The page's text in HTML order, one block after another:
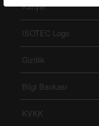
Kariyer
ISOTEC Logo
Gizlilik
Bilgi Bankası
KVKK